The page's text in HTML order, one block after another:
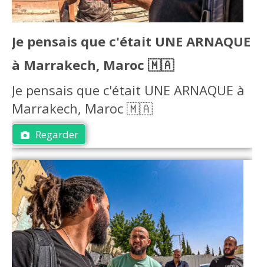
Je pensais que c'était UNE ARNAQUE
à Marrakech, Maroc 🇲🇦
Je pensais que c'était UNE ARNAQUE à
Marrakech, Maroc 🇲🇦
Regarder